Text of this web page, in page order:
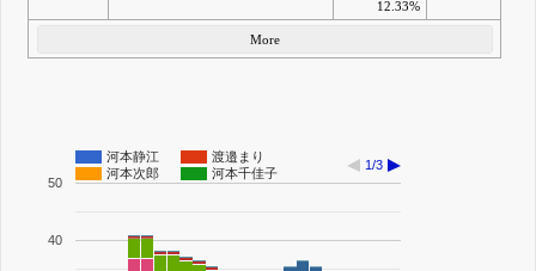
12.33%
More
河本静江
渡邉まり
河本次郎
河本千佳子
1/3
40
50